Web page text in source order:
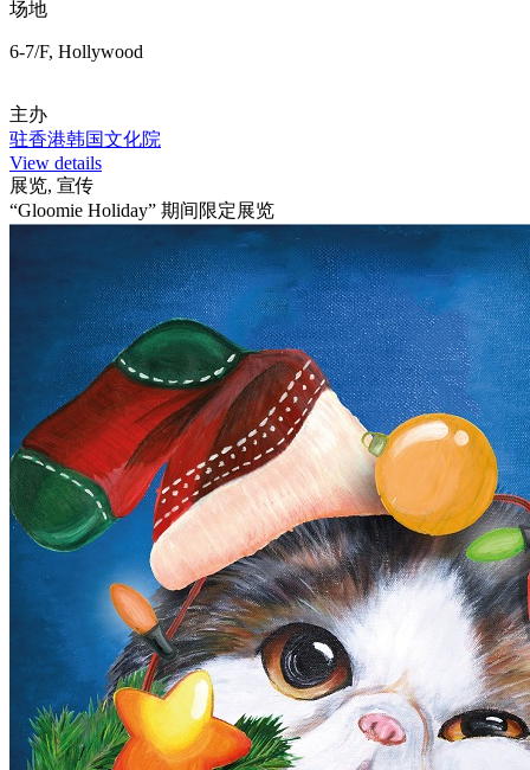
场地
6-7/F, Hollywood
主办
驻香港韩国文化院
View details
展览, 宣传
“Gloomie Holiday” 期间限定展览